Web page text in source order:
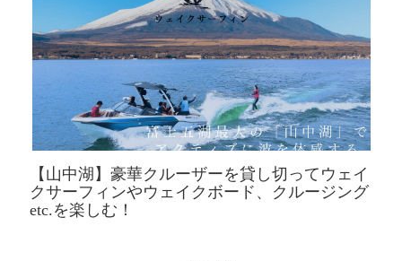
【山中湖】豪華クルーザーを貸し切ってウェイ
クサーフィンやウェイクボード、クルージング
etc.を楽しむ！